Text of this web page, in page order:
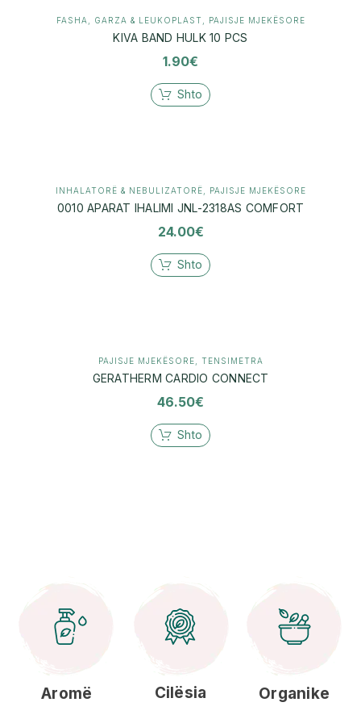
FASHA, GARZA & LEUKOPLAST PAJISJE MJEKËSORE
KIVA BAND HULK 10 PCS
1.90€
Shto
INHALATORË & NEBULIZATORË PAJISJE MJEKËSORE
0010 APARAT IHALIMI JNL-2318AS COMFORT
24.00€
Shto
PAJISJE MJEKËSORE TENSIMETRA
GERATHERM CARDIO CONNECT
46.50€
Shto
Aromë Cilësia Organike